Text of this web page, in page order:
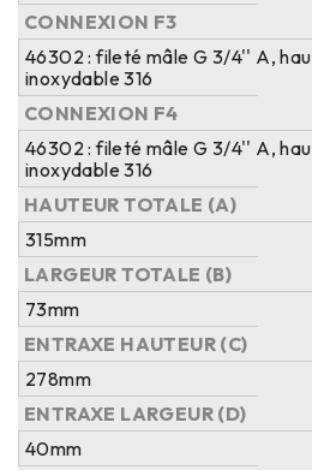
CONNEXION F3
46302 : fileté mâle G 3/4'' A,
inoxydable 316
CONNEXION F4
46302 : fileté mâle G 3/4'' A,
inoxydable 316
HAUTEUR TOTALE (A)
315mm
LARGEUR TOTALE (B)
73mm
ENTRAXE HAUTEUR (C)
278mm
ENTRAXE LARGEUR (D)
40mm